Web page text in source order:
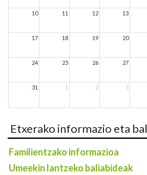
10 11 12 13
17 18 19 20
24 25 26 27
31 1 2 3
Etxerako informazio eta
Familientzako informazioa
Umeekin lantzeko baliabideak